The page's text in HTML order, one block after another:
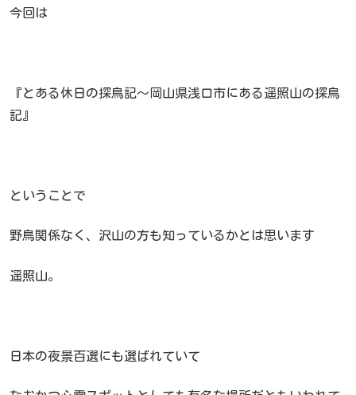
今回は
『とある休日の探鳥記～岡山県浅口市にある遥照山の探鳥
記』
ということで
野鳥関係なく、沢山の方も知っているかとは思います
遥照山。
日本の夜景百選にも選ばれていて